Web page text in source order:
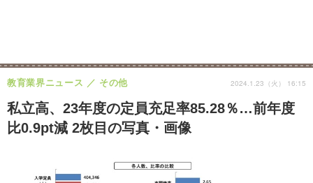
私立高、23年度の定員充足率85.28％…前年度
比0.9pt減 2枚目の写真・画像
教育業界ニュース その他 2024.1.23（火） 16:15